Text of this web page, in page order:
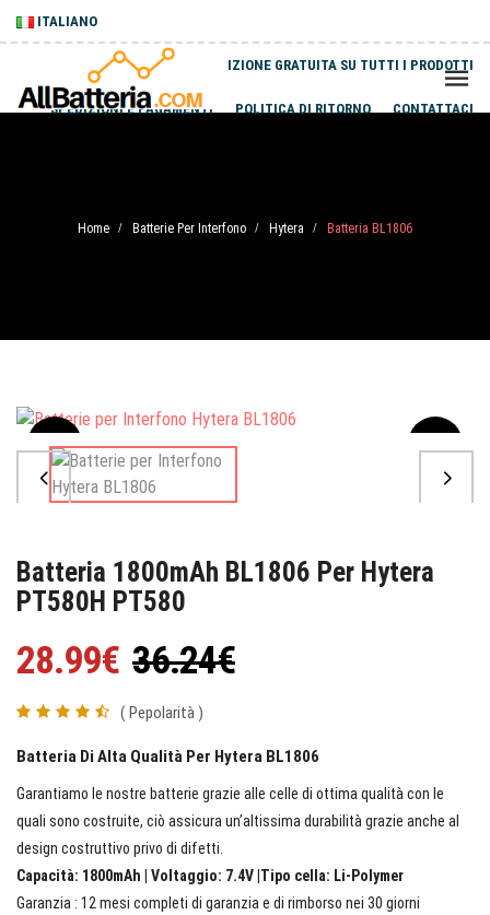
ITALIANO
SPEDIZIONE GRATUITA SU TUTTI I PRODOTTI
SPEDIZIONI E PAGAMENTI POLITICA DI RITORNO CONTATTACI
Home / Batterie Per Interfono / Hytera / Batteria BL1806
Sale
Batteria 1800mAh BL1806 Per Hytera
PT580H PT580
28.99€ 36.24€
( Pepolarità )
Batteria Di Alta Qualità Per Hytera BL1806
Garantiamo le nostre batterie grazie alle celle di ottima qualità con le
quali sono costruite, ciò assicura un’altissima durabilità grazie anche al
design costruttivo privo di difetti.
Capacità: 1800mAh | Voltaggio: 7.4V |Tipo cella: Li-Polymer
Garanzia : 12 mesi completi di garanzia e di rimborso nei 30 giorni